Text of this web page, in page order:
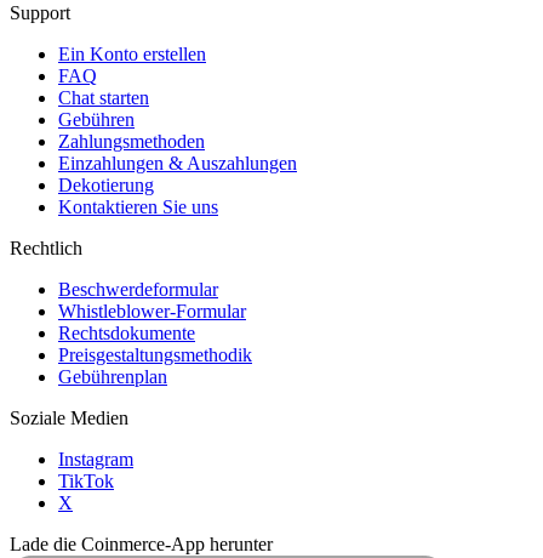
Support
Ein Konto erstellen
FAQ
Chat starten
Gebühren
Zahlungsmethoden
Einzahlungen & Auszahlungen
Dekotierung
Kontaktieren Sie uns
Rechtlich
Beschwerdeformular
Whistleblower-Formular
Rechtsdokumente
Preisgestaltungsmethodik
Gebührenplan
Soziale Medien
Instagram
TikTok
X
Lade die Coinmerce-App herunter